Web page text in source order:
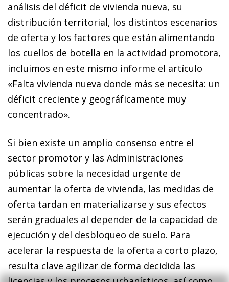
análisis del déficit de vivienda nueva, su
distribución territorial, los distintos escenarios
de oferta y los factores que están alimentando
los cuellos de botella en la actividad promotora,
incluimos en este mismo informe el artículo
«Falta vivienda nueva donde más se necesita: un
déficit creciente y geográficamente muy
concentrado».
Si bien existe un amplio consenso entre el
sector promotor y las Administraciones
públicas sobre la necesidad urgente de
aumentar la oferta de vivienda, las medidas de
oferta tardan en materializarse y sus efectos
serán graduales al depender de la capacidad de
ejecución y del desbloqueo de suelo. Para
acelerar la respuesta de la oferta a corto plazo,
resulta clave agilizar de forma decidida las